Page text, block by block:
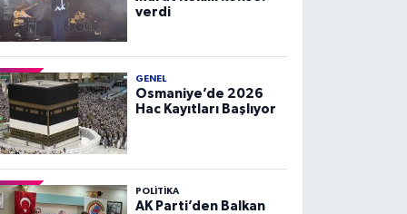
verdi
GENEL
Osmaniye’de 2026
Hac Kayıtları Başlıyor
POLITIKA
AK Parti’den Balkan